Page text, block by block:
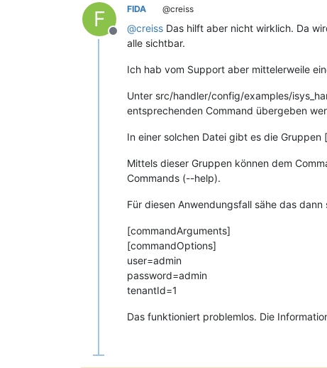
F
Offline
FIDA @creiss
@creiss Das hilft aber nicht wirklich. Da
alle sichtbar.
Ich hab vom Support aber mittelerweile
Unter src/handler/config/examples/
entsprechenden Command übergeben
In einer solchen Datei gibt es die
Mittels dieser Gruppen können dem
Commands (--help).
Für diesen Anwendungsfall sähe das dann
[commandArguments]
[commandOptions]
user=admin
password=admin
tenantId=1
Das funktioniert problemlos. Die